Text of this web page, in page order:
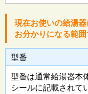
現在お使いの給湯
お分かりになる範
型番
型番は通常給湯器本
シールに記載されて